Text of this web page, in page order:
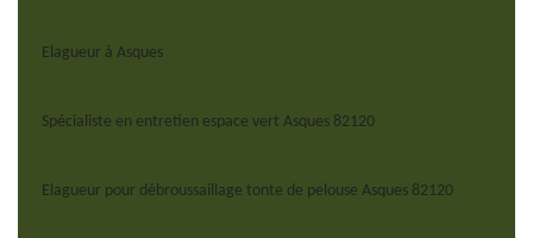
Elagueur à Asques
Spécialiste en entretien espace vert Asques 82120
Elagueur pour débroussaillage tonte de pelouse Asques 82120